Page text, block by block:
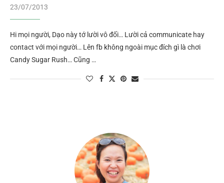
23/07/2013
Hi mọi người, Dạo này tớ lười vô đối… Lười cả communicate hay
contact với mọi người… Lên fb không ngoài mục đích gì là chơi
Candy Sugar Rush… Cũng …